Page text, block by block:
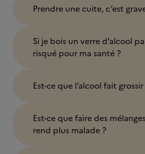
Prendre une cuite, c’est
Si je bois un verre d’alcool
risqué pour ma santé ?
Est-ce que l’alcool fait grossir
Est-ce que faire des
rend plus malade ?